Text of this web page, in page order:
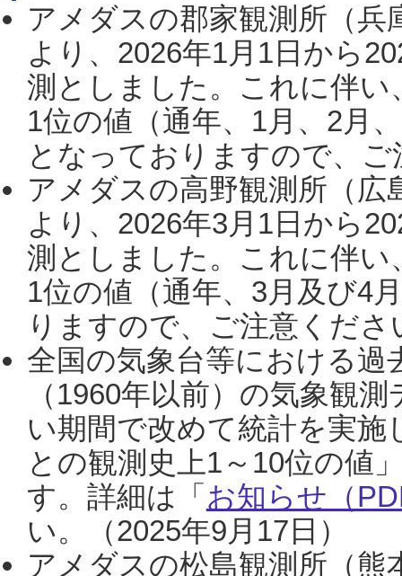
アメダスの郡家観測所（
より、2026年1月1日から
測としました。これに伴い
1位の値（通年、1月、2月
となっておりますので、
アメダスの高野観測所（
より、2026年3月1日から
測としました。これに伴い
1位の値（通年、3月及び4
りますので、ご注意くだ
全国の気象台等における過
（1960年以前）の気象観
い期間で改めて統計を実
との観測史上1～10位の値
す。詳細は「 お知らせ（
い。（2025年9月17日）
アメダスの松島観測所（熊